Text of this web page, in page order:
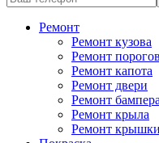
Ремонт
Ремонт кузова
Ремонт порогов
Ремонт капота
Ремонт двери
Ремонт бампера
Ремонт крыла
Ремонт